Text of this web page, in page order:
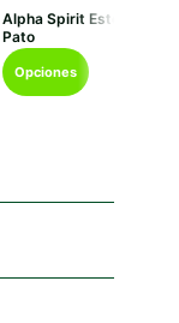
precios:
Alpha Spirit Estofado de
Pato
Opciones
Este
producto
opciones
elegir